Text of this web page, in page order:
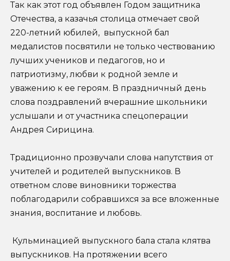
Так как этот год объявлен Годом защитника
Отечества, а казачья столица отмечает свой
220-летний юбилей, выпускной бал
медалистов посвятили не только чествованию
лучших учеников и педагогов, но и
патриотизму, любви к родной земле и
уважению к ее героям. В праздничный день
слова поздравлений вчерашние школьники
услышали и от участника спецоперации
Андрея Сирицина.
Традиционно прозвучали слова напутствия от
учителей и родителей выпускников. В
ответном слове виновники торжества
поблагодарили собравшихся за все вложенные
знания, воспитание и любовь.
Кульминацией выпускного бала стала клятва
выпускников. На протяжении всего